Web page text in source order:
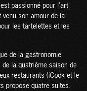
passionné pour l’art
venu son amour de la
les tartelettes et les
de la gastronomie
la quatrième saison de
restaurants (iCook et le
propose quatre suites.